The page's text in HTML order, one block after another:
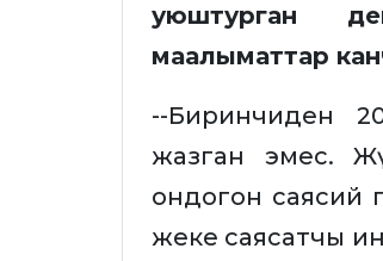
уюштурган
маалыматтар
--Биринчиден
жазган эмес.
ондогон саясий
жеке саясатчы